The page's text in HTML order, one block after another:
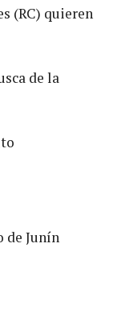
(RC) quieren
de la
de Junín